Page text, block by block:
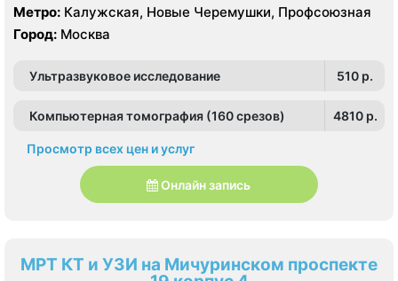
Метро: Калужская, Новые Черемушки, Профсоюзная
Город: Москва
Ультразвуковое исследование 510 p.
Компьютерная томография (160 срезов) 4810 p.
Просмотр всех цен и услуг
Онлайн запись
МРТ КТ и УЗИ на Мичуринском проспекте